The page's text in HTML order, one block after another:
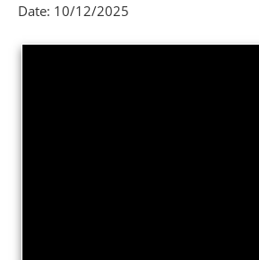
Date: 10/12/2025